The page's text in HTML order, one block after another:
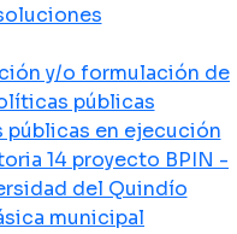
y/o formulación de
públicas
públicas en ejecución
14 proyecto BPIN -
del Quindío
municipal